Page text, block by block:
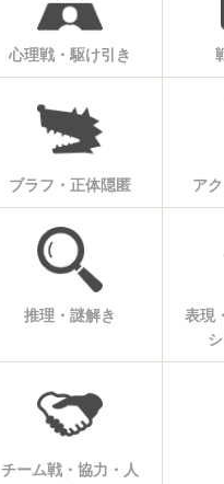
心理戦・駆け引き
ブラフ・正体隠匿 ア
推理・謎解き
表現
チーム戦・協力・人